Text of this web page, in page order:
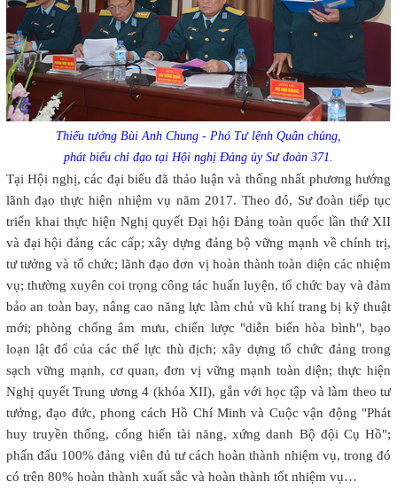
Thiếu tướng Bùi Anh Chung - Phó Tư lệnh Quân chủng,
phát biểu chỉ đạo tại Hội nghị Đảng ủy Sư đoàn 371.
Tại Hội nghị, các đại biểu đã thảo luận và thống nhất phương hướng
lãnh đạo thực hiện nhiệm vụ năm 2017. Theo đó, Sư đoàn tiếp tục
triển khai thực hiện Nghị quyết Đại hội Đảng toàn quốc lần thứ XII
và đại hội đảng các cấp; xây dựng đảng bộ vững mạnh về chính trị,
tư tưởng và tổ chức; lãnh đạo đơn vị hoàn thành toàn diện các nhiệm
vụ; thường xuyên coi trọng công tác huấn luyện, tổ chức bay và đảm
bảo an toàn bay, nâng cao năng lực làm chủ vũ khí trang bị kỹ thuật
mới; phòng chống âm mưu, chiến lược "diễn biến hòa bình", bạo
loạn lật đổ của các thế lực thù địch; xây dựng tổ chức đảng trong
sạch vững mạnh, cơ quan, đơn vị vững mạnh toàn diện; thực hiện
Nghị quyết Trung ương 4 (khóa XII), gắn với học tập và làm theo tư
tưởng, đạo đức, phong cách Hồ Chí Minh và Cuộc vận động "Phát
huy truyền thống, cống hiến tài năng, xứng danh Bộ đội Cụ Hồ";
phấn đấu 100% đảng viên đủ tư cách hoàn thành nhiệm vụ, trong đó
có trên 80% hoàn thành xuất sắc và hoàn thành tốt nhiệm vụ…